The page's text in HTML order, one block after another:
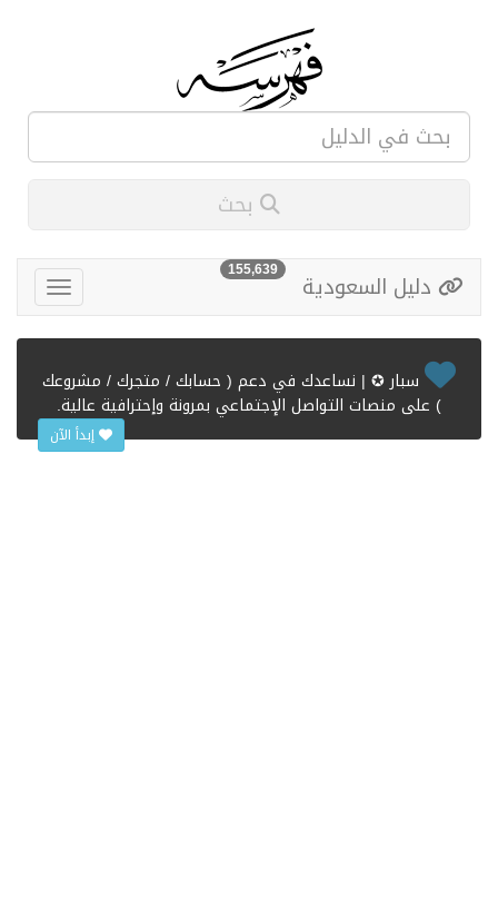
دليل السعودية 155,639
سبار ✪ | نساعدك في دعم ( حسابك / متجرك / مشروعك
) على منصات التواصل الإجتماعي بمرونة وإحترافية عالية.
إبدأ الآن